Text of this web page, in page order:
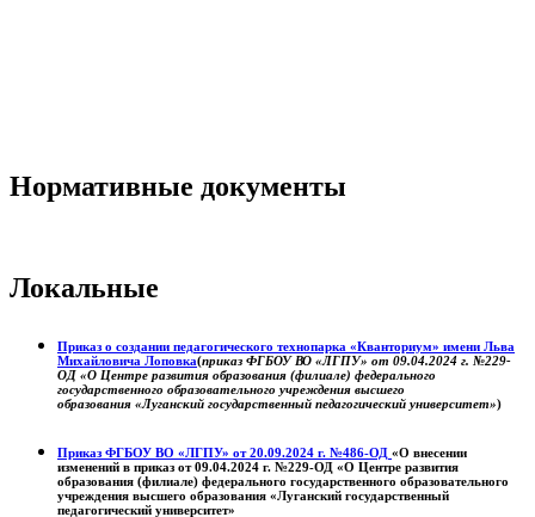
Нормативные документы
Локальные
Приказ о создании педагогического технопарка «Кванториум» имени Льва
Михайловича Лоповка(приказ ФГБОУ ВО «ЛГПУ» от 09.04.2024 г. №229-
ОД «О Центре развития образования (филиале) федерального
государственного образовательного учреждения высшего
образования «Луганский государственный педагогический университет»)
Приказ ФГБОУ ВО «ЛГПУ» от 20.09.2024 г. №486-ОД «О внесении
изменений в приказ от 09.04.2024 г. №229-ОД «О Центре развития
образования (филиале) федерального государственного образовательного
учреждения высшего образования «Луганский государственный
педагогический университет»